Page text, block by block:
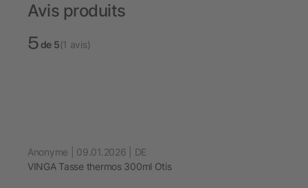
Avis produits
5de 5(1 avis)
Anonyme | 09.01.2026 | DE
VINGA Tasse thermos 300ml Otis